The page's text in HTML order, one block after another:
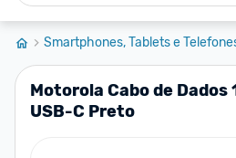
Smartphones, Tablets e
Motorola Cabo de Dados
USB-C Preto